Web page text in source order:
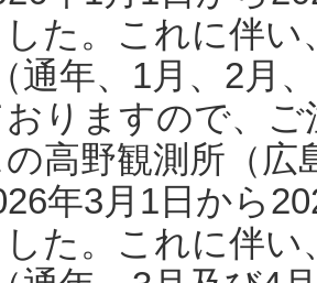
た。これに伴い
通年、1月、2月
りますので、
高野観測所（
年3月1日から
た。これに伴い